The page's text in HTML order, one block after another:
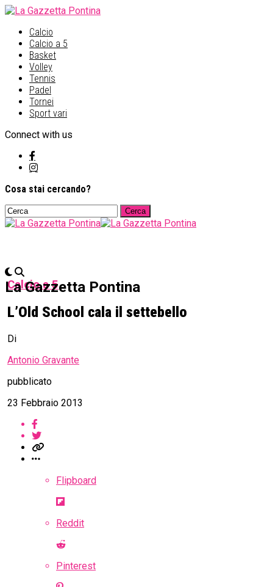
Calcio
Calcio a 5
Basket
Volley
Tennis
Padel
Tornei
Sport vari
Connect with us
Cosa stai cercando?
La Gazzetta Pontina
Calcio a 5
L’Old School cala il settebello
Di
Antonio Gravante
pubblicato
23 Febbraio 2013
Flipboard
Reddit
Pinterest